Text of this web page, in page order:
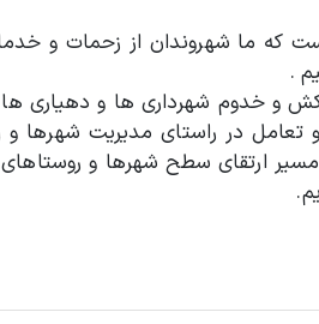
که ما شهروندان از زحمات و
.
و خدوم شهرداری ها و دهیاری
و تعامل در راستای مدیریت شهرها
ارتقای سطح شهرها و